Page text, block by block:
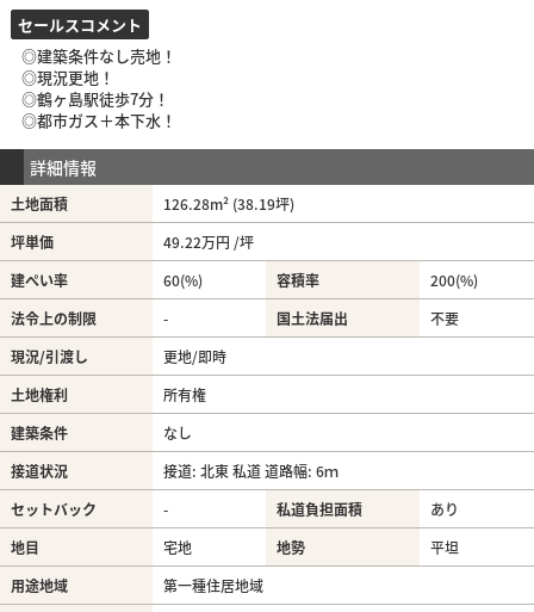
セールスコメント
◎建築条件なし売地！
◎現況更地！
◎鶴ヶ島駅徒歩7分！
◎都市ガス＋本下水！
詳細情報
土地面積
126.28m² (38.19坪)
坪単価
49.22万円 /坪
建ぺい率
60(%) 容積率
200(%)
法令上の制限
- 国土法届出
不要
現況/引渡し
更地/即時
土地権利
所有権
建築条件
なし
接道状況
接道: 北東 私道 道路幅: 6ｍ
セットバック
- 私道負担面積
あり
地目
宅地 地勢
平坦
用途地域
第一種住居地域